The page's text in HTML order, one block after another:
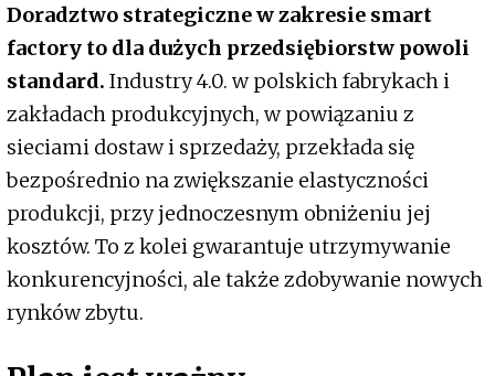
Doradztwo strategiczne w zakresie smart
factory to dla dużych przedsiębiorstw powoli
standard. Industry 4.0. w polskich fabrykach i
zakładach produkcyjnych, w powiązaniu z
sieciami dostaw i sprzedaży, przekłada się
bezpośrednio na zwiększanie elastyczności
produkcji, przy jednoczesnym obniżeniu jej
kosztów. To z kolei gwarantuje utrzymywanie
konkurencyjności, ale także zdobywanie nowych
rynków zbytu.